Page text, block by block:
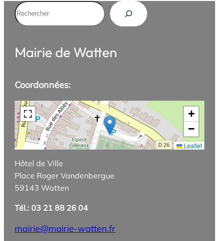
Rechercher
Mairie de Watten
Coordonnées:
+
−
Leaflet
Hôtel de Ville
Place Roger Vandenbergue
59143 Watten
Tél.: 03 21 88 26 04
mairie@mairie-watten.fr